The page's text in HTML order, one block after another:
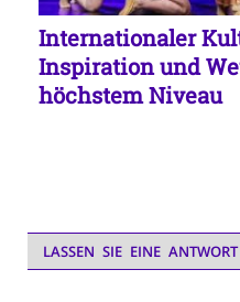
Internationaler
Inspiration und
höchstem Niveau
LASSEN SIE EINE